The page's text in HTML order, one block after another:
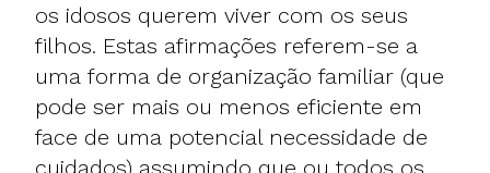
os idosos querem viver com os seus
filhos. Estas afirmações referem-se a
uma forma de organização familiar (que
pode ser mais ou menos eficiente em
face de uma potencial necessidade de
cuidados) assumindo que ou todos os